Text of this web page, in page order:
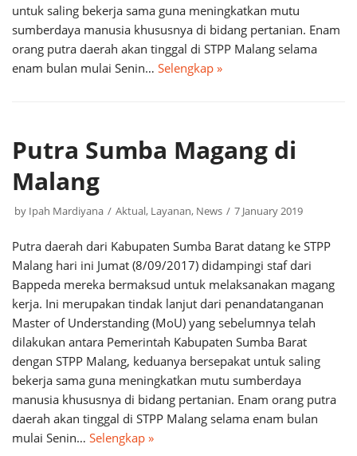
untuk saling bekerja sama guna meningkatkan mutu
sumberdaya manusia khususnya di bidang pertanian. Enam
orang putra daerah akan tinggal di STPP Malang selama
enam bulan mulai Senin… Selengkap »
Putra Sumba Magang di
Malang
by Ipah Mardiyana Aktual, Layanan, News 7 January 2019
Putra daerah dari Kabupaten Sumba Barat datang ke STPP
Malang hari ini Jumat (8/09/2017) didampingi staf dari
Bappeda mereka bermaksud untuk melaksanakan magang
kerja. Ini merupakan tindak lanjut dari penandatanganan
Master of Understanding (MoU) yang sebelumnya telah
dilakukan antara Pemerintah Kabupaten Sumba Barat
dengan STPP Malang, keduanya bersepakat untuk saling
bekerja sama guna meningkatkan mutu sumberdaya
manusia khususnya di bidang pertanian. Enam orang putra
daerah akan tinggal di STPP Malang selama enam bulan
mulai Senin… Selengkap »